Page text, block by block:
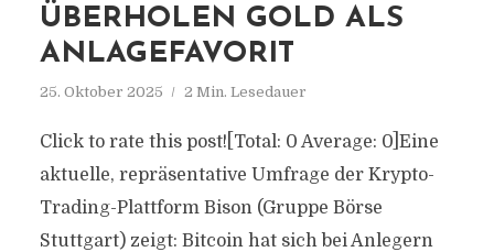
ÜBERHOLEN GOLD ALS
ANLAGEFAVORIT
25. Oktober 2025 2 Min. Lesedauer
Click to rate this post![Total: 0 Average: 0]Eine
aktuelle, repräsentative Umfrage der Krypto-
Trading-Plattform Bison (Gruppe Börse
Stuttgart) zeigt: Bitcoin hat sich bei Anlegern